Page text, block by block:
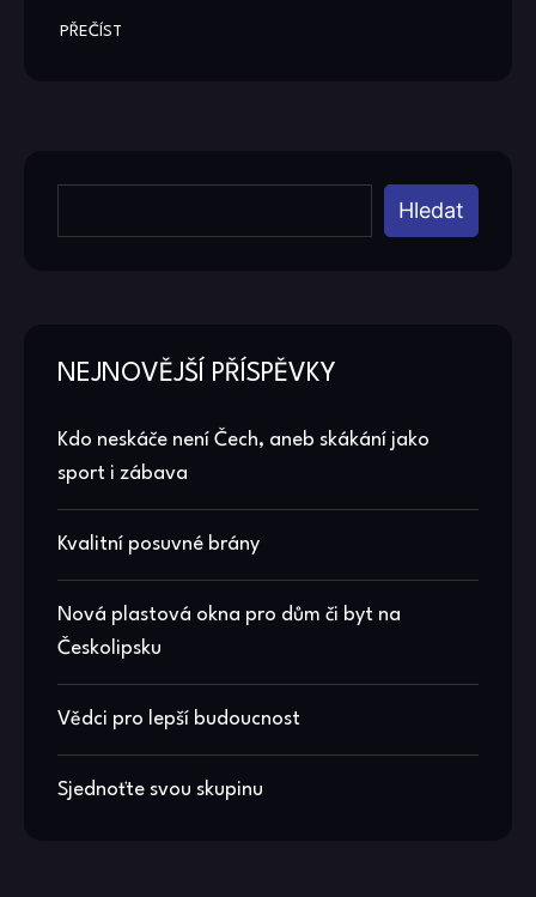
PŘEČÍST
Hledat
NEJNOVĚJŠÍ PŘÍSPĚVKY
Kdo neskáče není Čech, aneb skákání jako
sport i zábava
Kvalitní posuvné brány
Nová plastová okna pro dům či byt na
Českolipsku
Vědci pro lepší budoucnost
Sjednoťte svou skupinu